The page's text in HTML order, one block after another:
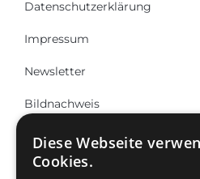
Datenschutzerklärung
Impressum
Newsletter
Bildnachweis
©
Diese Webseite
Cookies.